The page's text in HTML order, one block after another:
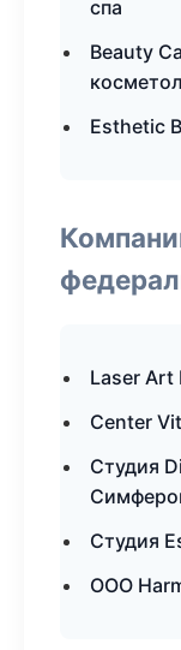
спа
Beauty
Esthetic
Laser Art
Center
Студия
Студия
ООО